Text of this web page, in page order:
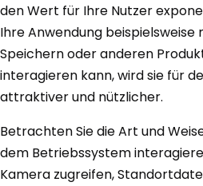
den Wert für Ihre Nutzer
Ihre Anwendung beispielsweise
Speichern oder anderen
interagieren kann, wird sie für
attraktiver und nützlicher.
Betrachten Sie die Art und
dem Betriebssystem
Kamera zugreifen,